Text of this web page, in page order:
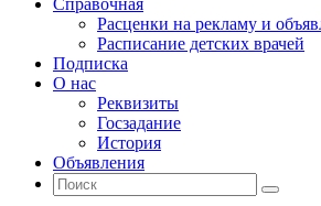
Справочная
Расценки на рекламу и
Расписание детских врачей
Подписка
О нас
Реквизиты
Госзадание
История
Объявления
Поиск
Искать:
Поиск